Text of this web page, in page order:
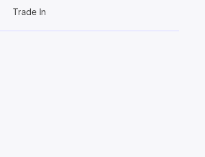
Trade In